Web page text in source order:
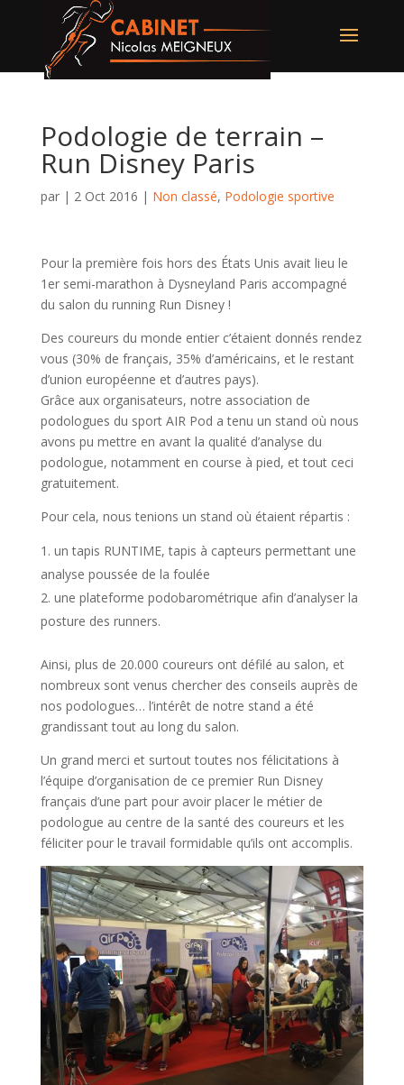
Podologie de terrain –
Run Disney Paris
par | 2 Oct 2016 | Non classé, Podologie sportive
Pour la première fois hors des États Unis avait lieu le
1er semi-marathon à Dysneyland Paris accompagné
du salon du running Run Disney !
Des coureurs du monde entier c’étaient donnés rendez
vous (30% de français, 35% d’américains, et le restant
d’union européenne et d’autres pays).
Grâce aux organisateurs, notre association de
podologues du sport AIR Pod a tenu un stand où nous
avons pu mettre en avant la qualité d’analyse du
podologue, notamment en course à pied, et tout ceci
gratuitement.
Pour cela, nous tenions un stand où étaient répartis :
un tapis RUNTIME, tapis à capteurs permettant une
analyse poussée de la foulée
une plateforme podobarométrique afin d’analyser la
posture des runners.
Ainsi, plus de 20.000 coureurs ont défilé au salon, et
nombreux sont venus chercher des conseils auprès de
nos podologues… l’intérêt de notre stand a été
grandissant tout au long du salon.
Un grand merci et surtout toutes nos félicitations à
l’équipe d’organisation de ce premier Run Disney
français d’une part pour avoir placer le métier de
podologue au centre de la santé des coureurs et les
féliciter pour le travail formidable qu’ils ont accomplis.